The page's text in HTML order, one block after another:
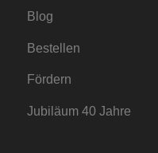
Blog
Bestellen
Fördern
Jubiläum 40 Jahre